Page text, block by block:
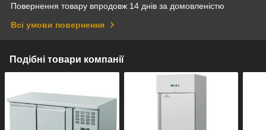
Повернення товару впродовж 14 днів за домовленістю
Всі умови повернення
Подібні товари компанії